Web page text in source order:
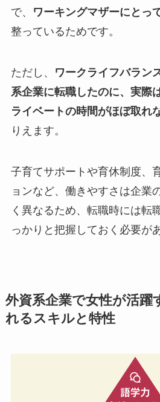
で、
ワーキングマザーにとっ
整っているためです。
ただし、
ワークライフバラン
系企業に転職したのに、実際
ライベートの時間がほぼ取れ
りえます。
子育てサポートや育休制度、
ョンなど、働きやすさは企業
く異なるため、転職時には転
っかりと把握しておく必要が
外資系企業で女性が活躍
れるスキルと特性